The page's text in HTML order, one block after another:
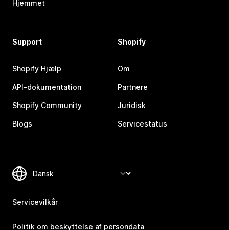
Hjemmet
Support
Shopify Hjælp
API-dokumentation
Shopify Community
Blogs
Shopify
Om
Partnere
Juridisk
Servicestatus
Servicevilkår
Politik om beskyttelse af persondata